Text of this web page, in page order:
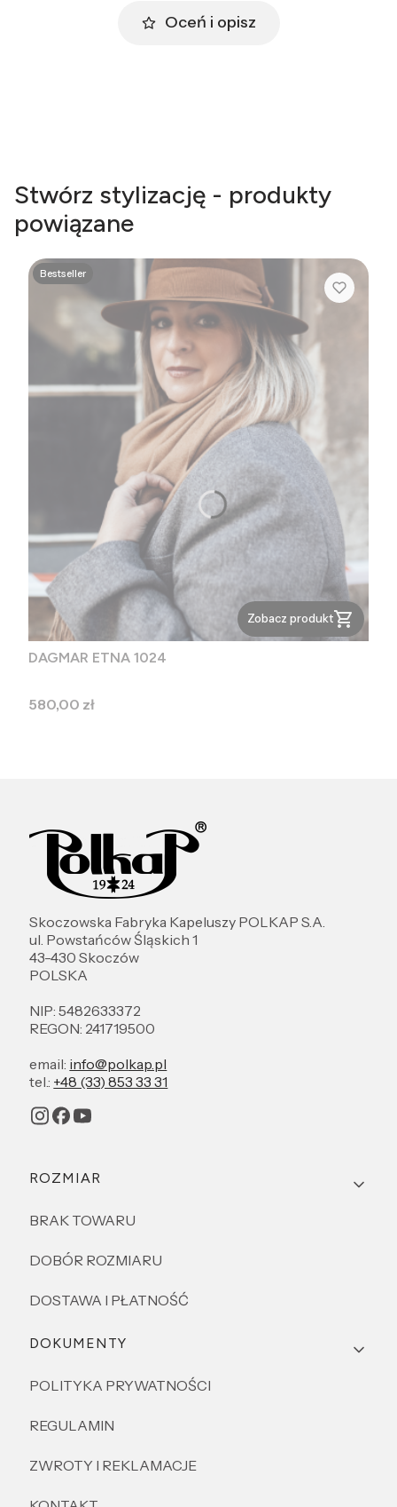
Oceń i opisz
Stwórz stylizację - produkty
powiązane
Bestseller
Zobacz produkt
DAGMAR ETNA 1024
Cena
580,00 zł
Skoczowska Fabryka Kapeluszy POLKAP S.A.
ul. Powstańców Śląskich 1
43-430 Skoczów
POLSKA
NIP: 5482633372
REGON: 241719500
email: info@polkap.pl
tel.: +48 (33) 853 33 31
Linki w stopce
ROZMIAR
BRAK TOWARU
DOBÓR ROZMIARU
DOSTAWA I PŁATNOŚĆ
DOKUMENTY
POLITYKA PRYWATNOŚCI
REGULAMIN
ZWROTY I REKLAMACJE